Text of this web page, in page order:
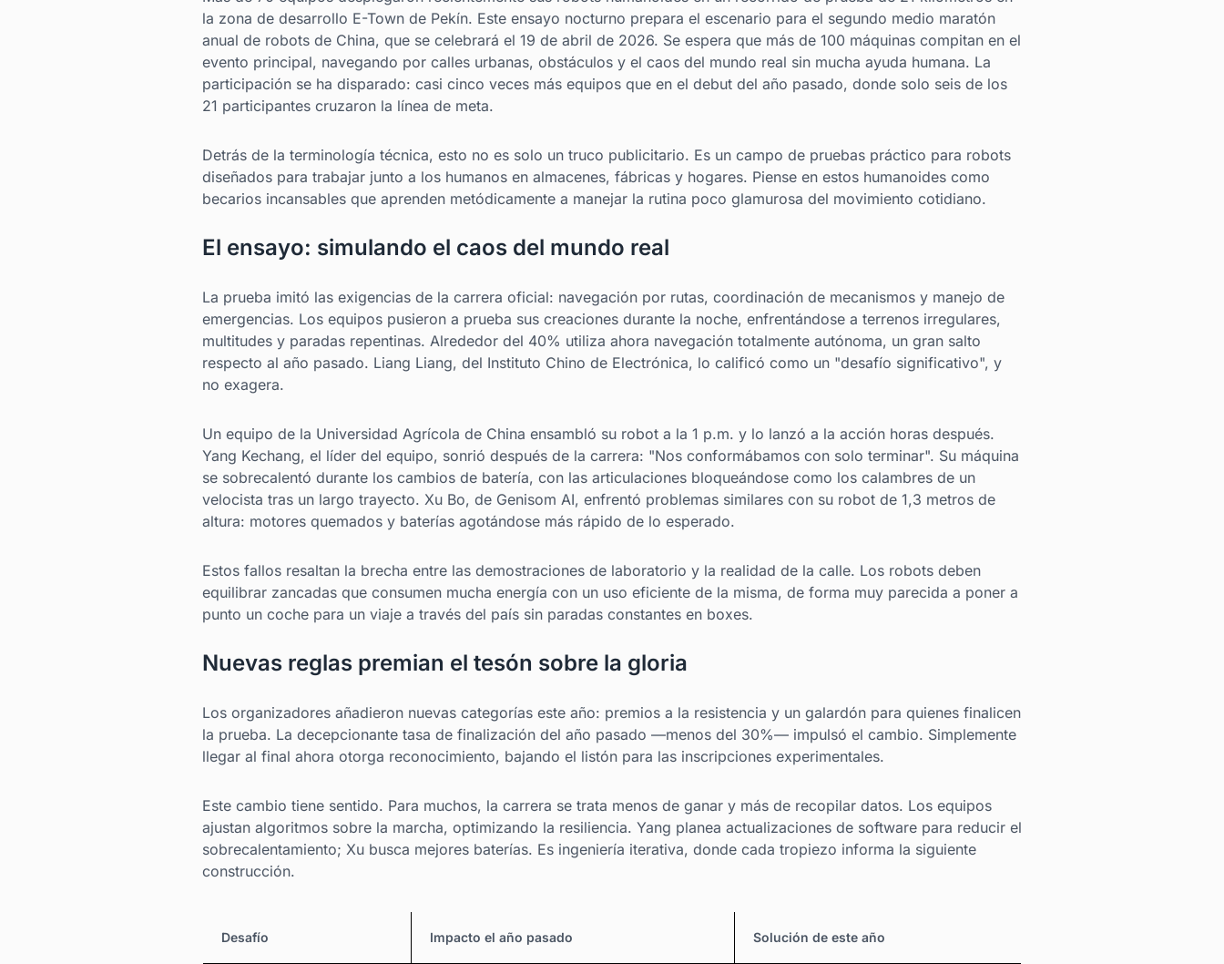
la zona de desarrollo E-Town de Pekín. Este ensayo nocturno prepara el escenario para el segundo medio maratón
anual de robots de China, que se celebrará el 19 de abril de 2026. Se espera que más de 100 máquinas compitan en el
evento principal, navegando por calles urbanas, obstáculos y el caos del mundo real sin mucha ayuda humana. La
participación se ha disparado: casi cinco veces más equipos que en el debut del año pasado, donde solo seis de los
21 participantes cruzaron la línea de meta.
Detrás de la terminología técnica, esto no es solo un truco publicitario. Es un campo de pruebas práctico para robots
diseñados para trabajar junto a los humanos en almacenes, fábricas y hogares. Piense en estos humanoides como
becarios incansables que aprenden metódicamente a manejar la rutina poco glamurosa del movimiento cotidiano.
El ensayo: simulando el caos del mundo real
La prueba imitó las exigencias de la carrera oficial: navegación por rutas, coordinación de mecanismos y manejo de
emergencias. Los equipos pusieron a prueba sus creaciones durante la noche, enfrentándose a terrenos irregulares,
multitudes y paradas repentinas. Alrededor del 40% utiliza ahora navegación totalmente autónoma, un gran salto
respecto al año pasado. Liang Liang, del Instituto Chino de Electrónica, lo calificó como un "desafío significativo", y
no exagera.
Un equipo de la Universidad Agrícola de China ensambló su robot a la 1 p.m. y lo lanzó a la acción horas después.
Yang Kechang, el líder del equipo, sonrió después de la carrera: "Nos conformábamos con solo terminar". Su máquina
se sobrecalentó durante los cambios de batería, con las articulaciones bloqueándose como los calambres de un
velocista tras un largo trayecto. Xu Bo, de Genisom AI, enfrentó problemas similares con su robot de 1,3 metros de
altura: motores quemados y baterías agotándose más rápido de lo esperado.
Estos fallos resaltan la brecha entre las demostraciones de laboratorio y la realidad de la calle. Los robots deben
equilibrar zancadas que consumen mucha energía con un uso eficiente de la misma, de forma muy parecida a poner a
punto un coche para un viaje a través del país sin paradas constantes en boxes.
Nuevas reglas premian el tesón sobre la gloria
Los organizadores añadieron nuevas categorías este año: premios a la resistencia y un galardón para quienes finalicen
la prueba. La decepcionante tasa de finalización del año pasado —menos del 30%— impulsó el cambio. Simplemente
llegar al final ahora otorga reconocimiento, bajando el listón para las inscripciones experimentales.
Este cambio tiene sentido. Para muchos, la carrera se trata menos de ganar y más de recopilar datos. Los equipos
ajustan algoritmos sobre la marcha, optimizando la resiliencia. Yang planea actualizaciones de software para reducir el
sobrecalentamiento; Xu busca mejores baterías. Es ingeniería iterativa, donde cada tropiezo informa la siguiente
construcción.
Desafío Impacto el año pasado Solución de este año